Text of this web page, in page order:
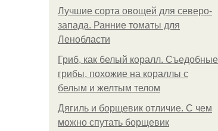
Лучшие сорта овощей для северо-
запада. Ранние томаты для
Ленобласти
Гриб, как белый коралл. Съедобные
грибы, похожие на кораллы с
белым и желтым телом
Дягиль и борщевик отличие. С чем
можно спутать борщевик